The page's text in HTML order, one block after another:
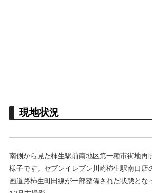
現地状況
南側から見た柿生駅前南地区第一種市街地再
様子です。セブンイレブン川崎柿生駅南口店
画道路柿生町田線が一部整備された状態とな